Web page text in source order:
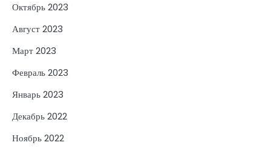
Октябрь 2023
Август 2023
Март 2023
Февраль 2023
Январь 2023
Декабрь 2022
Ноябрь 2022